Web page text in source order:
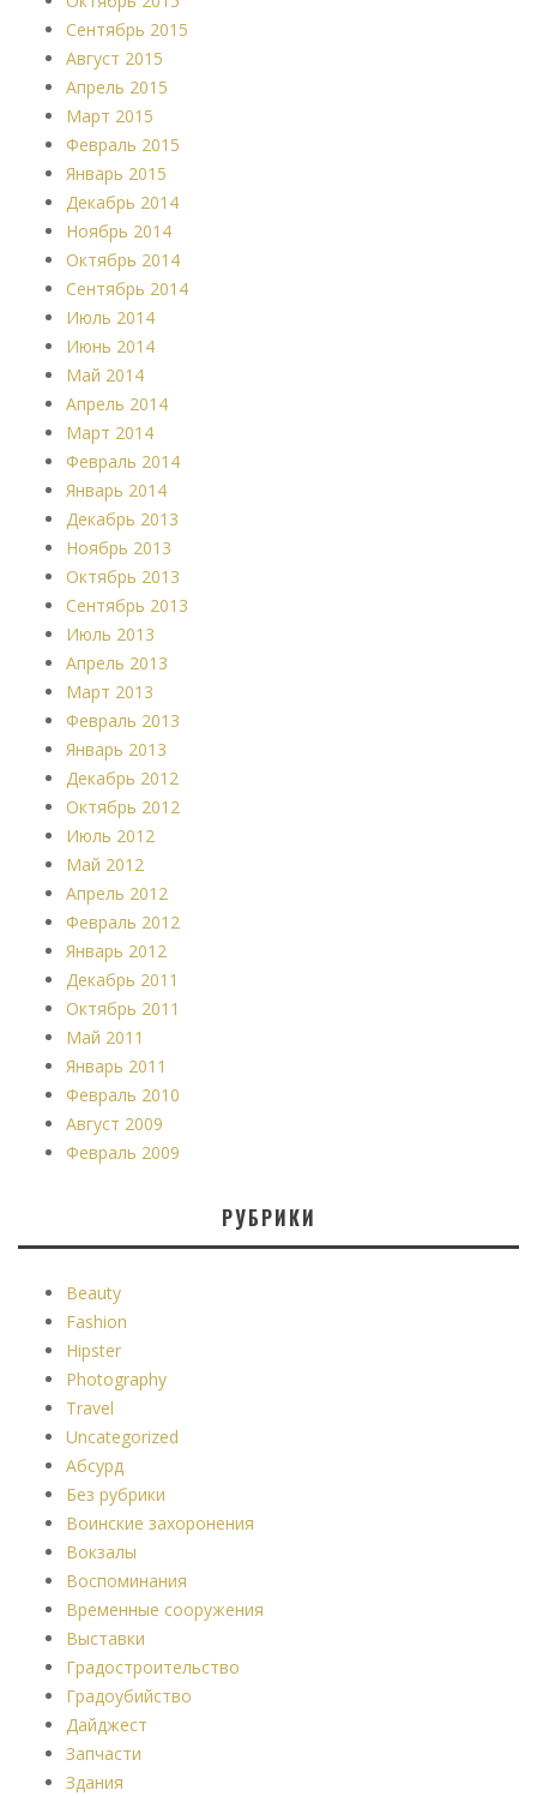
Сентябрь 2015
Август 2015
Апрель 2015
Март 2015
Февраль 2015
Январь 2015
Декабрь 2014
Ноябрь 2014
Октябрь 2014
Сентябрь 2014
Июль 2014
Июнь 2014
Май 2014
Апрель 2014
Март 2014
Февраль 2014
Январь 2014
Декабрь 2013
Ноябрь 2013
Октябрь 2013
Сентябрь 2013
Июль 2013
Апрель 2013
Март 2013
Февраль 2013
Январь 2013
Декабрь 2012
Октябрь 2012
Июль 2012
Май 2012
Апрель 2012
Февраль 2012
Январь 2012
Декабрь 2011
Октябрь 2011
Май 2011
Январь 2011
Февраль 2010
Август 2009
Февраль 2009
РУБРИКИ
Beauty
Fashion
Hipster
Photography
Travel
Uncategorized
Абсурд
Без рубрики
Воинские захоронения
Вокзалы
Воспоминания
Временные сооружения
Выставки
Градостроительство
Градоубийство
Дайджест
Запчасти
Здания